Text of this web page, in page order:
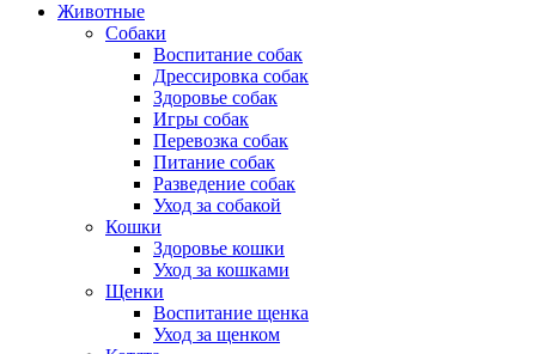
Животные
Собаки
Воспитание собак
Дрессировка собак
Здоровье собак
Игры собак
Перевозка собак
Питание собак
Разведение собак
Уход за собакой
Кошки
Здоровье кошки
Уход за кошками
Щенки
Воспитание щенка
Уход за щенком